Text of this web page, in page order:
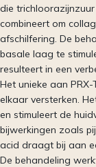
die
combineert om
afschilfering. De
basale laag te
resulteert in een
Het unieke aan
elkaar versterken.
en stimuleert de
bijwerkingen zoals
acid draagt bij aan
De behandeling